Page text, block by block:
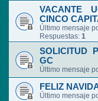
VACANTE
CINCO
Último mensaje
Respuestas: 1
SOLICITUD
GC
Último mensaje
FELIZ
Último mensaje